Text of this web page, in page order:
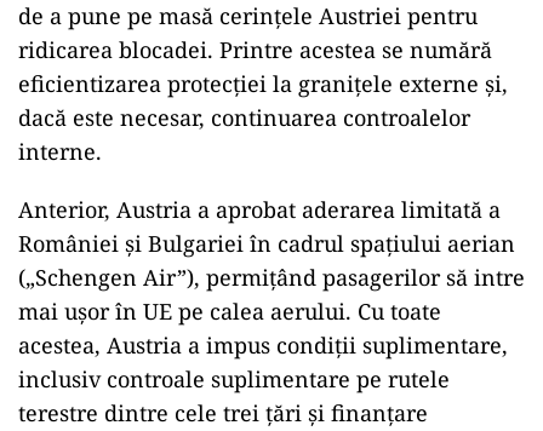
de a pune pe masă cerințele Austriei pentru
ridicarea blocadei. Printre acestea se numără
eficientizarea protecției la granițele externe și,
dacă este necesar, continuarea controalelor
interne.
Anterior, Austria a aprobat aderarea limitată a
României și Bulgariei în cadrul spațiului aerian
(„Schengen Air”), permițând pasagerilor să intre
mai ușor în UE pe calea aerului. Cu toate
acestea, Austria a impus condiții suplimentare,
inclusiv controale suplimentare pe rutele
terestre dintre cele trei țări și finanțare